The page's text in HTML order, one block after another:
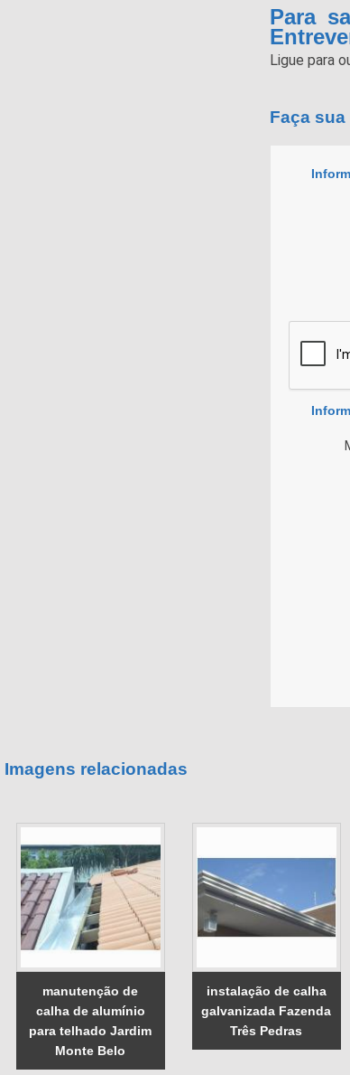
Para
Ligue para
Faça
Imagens relacionadas
manutenção de
calha de alumínio
para telhado Jardim
Monte Belo
instalação de calha
galvanizada Fazenda
Três Pedras